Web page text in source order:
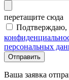
перетащите сюда
Подтверждаю,
персональных
Отправить
Ваша заявка